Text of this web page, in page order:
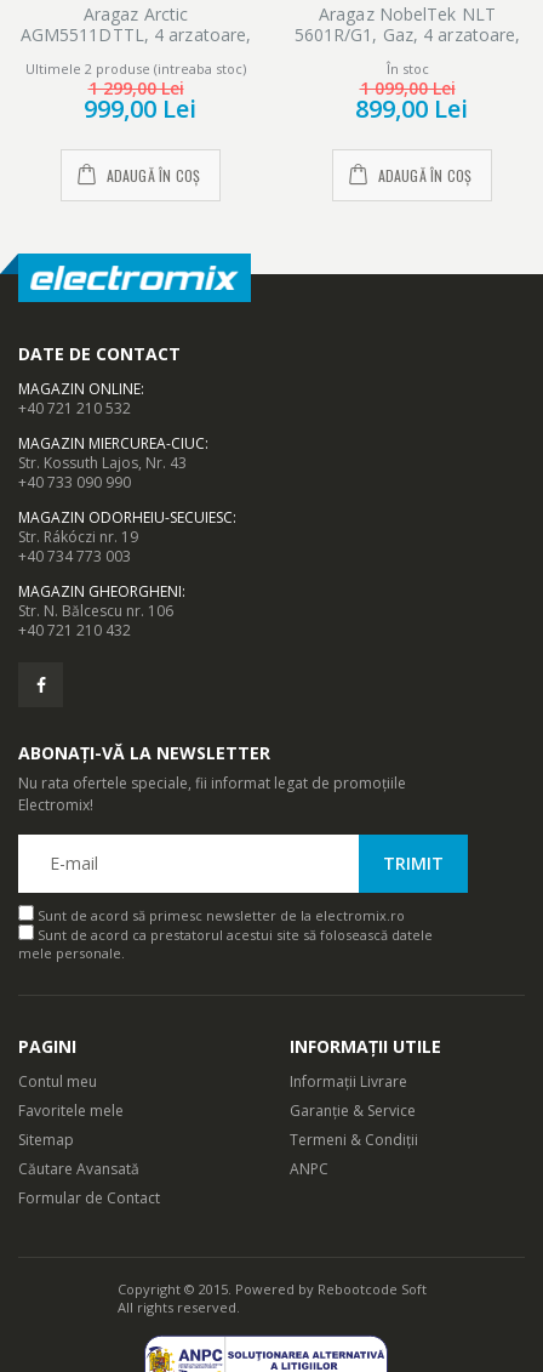
Aragaz Arctic
AGM5511DTTL, 4 arzatoare,
Safety Plus, Grill, Timer,
Arzatoare cu eficienta
ridicata, 50 cm, Alb
Ultimele 2 produse (intreaba stoc)
1 299,00 Lei
999,00 Lei
ADAUGĂ ÎN COȘ
Aragaz NobelTek NLT
5601R/G1, Gaz, 4 arzatoare,
Dispozitiv siguranta plita si
cuptor, 50 x 60 cm, Rosu
În stoc
1 099,00 Lei
899,00 Lei
ADAUGĂ ÎN COȘ
DATE DE CONTACT
MAGAZIN ONLINE:
+40 721 210 532
MAGAZIN MIERCUREA-CIUC:
Str. Kossuth Lajos, Nr. 43
+40 733 090 990
MAGAZIN ODORHEIU-SECUIESC:
Str. Rákóczi nr. 19
+40 734 773 003
MAGAZIN GHEORGHENI:
Str. N. Bălcescu nr. 106
+40 721 210 432
ABONAȚI-VĂ LA NEWSLETTER
Nu rata ofertele speciale, fii informat legat de promoțiile
Electromix!
Sunt de acord să primesc newsletter de la electromix.ro
Sunt de acord ca prestatorul acestui site să folosească datele
mele personale.
PAGINI
Contul meu
Favoritele mele
Sitemap
Căutare Avansată
Formular de Contact
INFORMAȚII UTILE
Informații Livrare
Garanție & Service
Termeni & Condiții
ANPC
Copyright © 2015. Powered by Rebootcode Soft
All rights reserved.